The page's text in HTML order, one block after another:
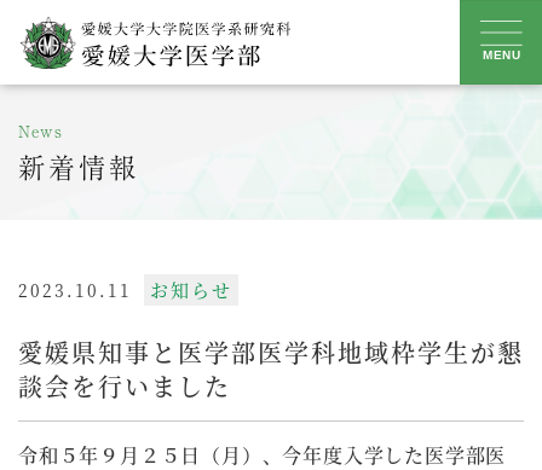
content
MENU
News
新着情報
2023.10.11 お知らせ
愛媛県知事と医学部医学科地域枠学生が懇
談会を行いました
令和５年９月２５日（月）、今年度入学した医学部医